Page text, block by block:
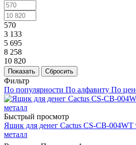
570
3 133
5 695
8 258
10 820
Показать Сбросить
Фильтр
По популярности По алфавиту По
Быстрый просмотр
Ящик для денег Cactus CS-CB-
металл